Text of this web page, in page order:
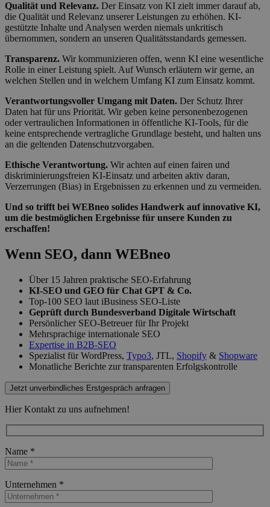
Qualität und Relevanz. Der Einsatz von KI zielt immer darauf ab,
die Qualität und Relevanz unserer Leistungen zu erhöhen. KI-
gestützte Inhalte und Analysen werden niemals unkritisch
übernommen, sondern an unseren Qualitätsstandards gemessen.
Transparenz. Wir kommunizieren offen, wenn KI eine wesentliche
Rolle in einer Leistung spielt. Auf Wunsch erläutern wir gerne, an
welchen Stellen und in welchem Umfang KI zum Einsatz kommt.
Verantwortungsvoller Umgang mit Daten. Der Schutz Ihrer
Daten hat für uns Priorität. Wir geben keine personenbezogenen
oder vertraulichen Informationen in öffentliche KI-Tools, für die
keine entsprechende vertragliche Grundlage besteht, und halten uns
an die geltenden Datenschutzvorgaben.
Ethische Verantwortung. Wir achten auf einen fairen und
diskriminierungsfreien KI-Einsatz und arbeiten aktiv daran,
Verzerrungen (Bias) in Ergebnissen zu erkennen und zu vermeiden.
Und so trifft bei WEBneo solides Handwerk auf innovative KI,
um die bestmöglichen Ergebnisse für unsere Kunden zu
erschaffen!
Wenn SEO, dann WEBneo
Über 15 Jahren praktische SEO-Erfahrung
KI-SEO und GEO für Chat GPT & Co.
Top-100 SEO laut iBusiness SEO-Liste
Geprüft durch Bundesverband Digitale Wirtschaft
Persönlicher SEO-Betreuer für Ihr Projekt
Mehrsprachige internationale SEO
Expertise in B2B-SEO
Spezialist für WordPress, Typo3, JTL, Shopify & Shopware
Monatliche Berichte zur transparenten Erfolgskontrolle
Jetzt unverbindliches Erstgespräch anfragen
Hier Kontakt zu uns aufnehmen!
Name *
Unternehmen *